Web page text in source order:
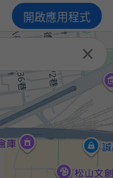
開啟應用程式
